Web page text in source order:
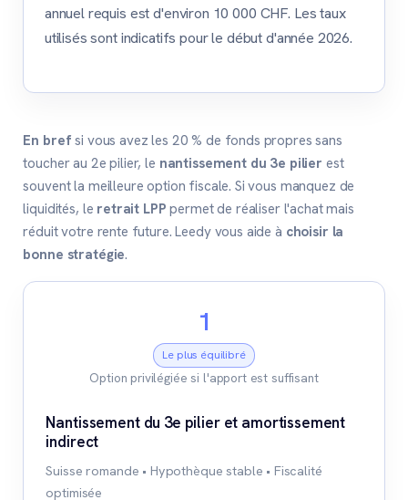
annuel requis est d'environ 10 000 CHF. Les taux
utilisés sont indicatifs pour le début d'année 2026.
En bref si vous avez les 20 % de fonds propres sans
toucher au 2e pilier, le nantissement du 3e pilier est
souvent la meilleure option fiscale. Si vous manquez de
liquidités, le retrait LPP permet de réaliser l'achat mais
réduit votre rente future. Leedy vous aide à choisir la
bonne stratégie.
1
Le plus équilibré
Option privilégiée si l'apport est suffisant
Nantissement du 3e pilier et amortissement
indirect
Suisse romande • Hypothèque stable • Fiscalité
optimisée